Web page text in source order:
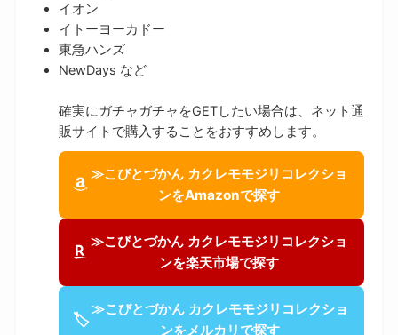
イオン
イトーヨーカドー
東急ハンズ
NewDays など
確実にガチャガチャをGETしたい場合は、ネット通
販サイトで購入することをおすすめします。
≫こびとづかん カクレモモジリコレクショ
ンをAmazonで探す
≫こびとづかん カクレモモジリコレクショ
ンを楽天市場で探す
🏷
≫こびとづかん カクレモモジリコレクショ
ンをメルカリで探す